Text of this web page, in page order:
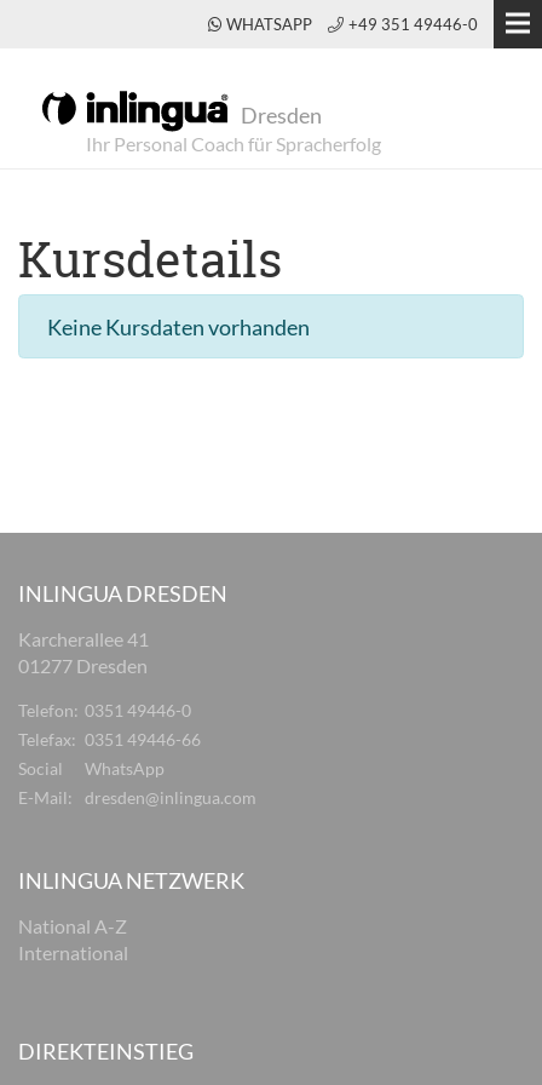
WHATSAPP +49 351 49446-0
Dresden
Kursdetails
Keine Kursdaten vorhanden
INLINGUA DRESDEN
Karcherallee 41
01277 Dresden
Telefon: 0351 49446-0
Telefax: 0351 49446-66
Social
WhatsApp
E-Mail:
dresden@inlingua.com
INLINGUA NETZWERK
National A-Z
International
DIREKTEINSTIEG